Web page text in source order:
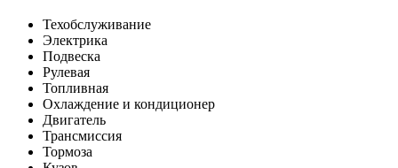
Техобслуживание
Электрика
Подвеска
Рулевая
Топливная
Охлаждение и кондиционер
Двигатель
Трансмиссия
Тормоза